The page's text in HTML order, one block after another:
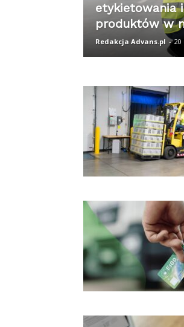
etykietowania
produktów w
Redakcja Advans.pl - 20